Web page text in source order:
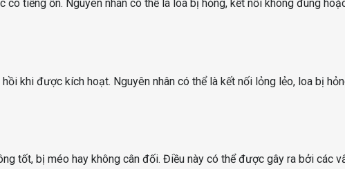
có tiếng ồn. Nguyên nhân có thể là loa bị hỏng, kết nối không đúng
khi được kích hoạt. Nguyên nhân có thể là kết nối lỏng lẻo, loa bị
tốt, bị méo hay không cân đối. Điều này có thể được gây ra bởi các